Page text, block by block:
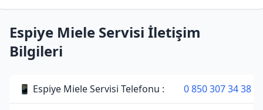
Espiye Miele Servisi İletişim
Bilgileri
📱 Espiye Miele Servisi Telefonu : 0 850 307 34 38